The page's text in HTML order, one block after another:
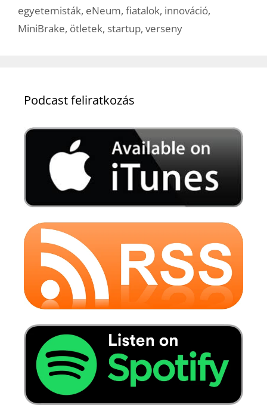
egyetemisták, eNeum, fiatalok, innováció,
MiniBrake, ötletek, startup, verseny
Podcast feliratkozás